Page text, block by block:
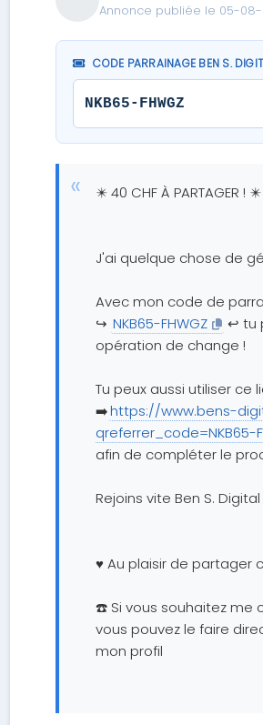
Annonce publiée le 05-
CODE PARRAINAGE BEN S.
NKB65-FHWGZ
✴️ 40 CHF À PARTAGER ! ✴️
J'ai quelque chose de
Avec mon code de
↪️ NKB65-FHWGZ
↩️ tu
opération de change !
Tu peux aussi utiliser ce
➡️https://www.bens-
qreferrer_code=NKB65-
afin de compléter le
Rejoins vite Ben S.
♥️ Au plaisir de partager
☎️ Si vous souhaitez me
vous pouvez le faire
mon profil